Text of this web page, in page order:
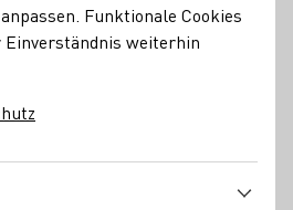
möglich) oder entspannt
23 Uhr. Geniesst unsere Weine
Garten und im Innenhof.
im mediterranen Ambiente
Oleandern und Zitronen!
Acoustic Fight! Lasst euch
Funktionale Cookies
Einverständnis weiterhin